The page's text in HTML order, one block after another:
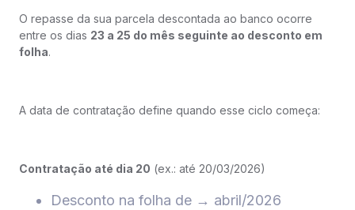
O repasse da sua parcela descontada ao banco ocorre
entre os dias 23 a 25 do mês seguinte ao desconto em
folha.
A data de contratação define quando esse ciclo começa:
Contratação até dia 20 (ex.: até 20/03/2026)
Desconto na folha de → abril/2026